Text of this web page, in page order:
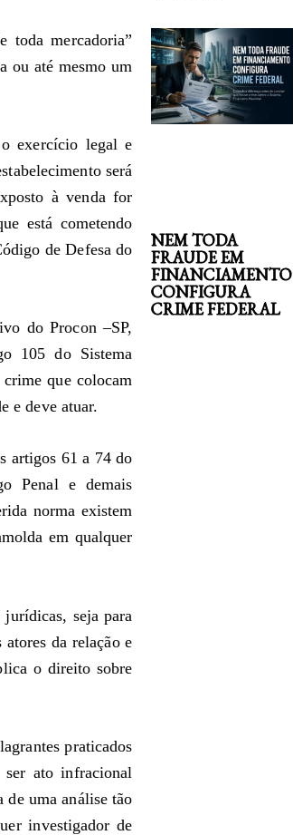
toda mercadoria”
ou até mesmo um
exercício legal e
será
à venda for
está cometendo
de Defesa do
do Procon –SP,
105 do Sistema
que colocam
e deve atuar.
artigos 61 a 74 do
Penal e demais
norma existem
em qualquer
seja para
da relação e
o direito sobre
praticados
ato infracional
de uma análise tão
investigador de
NEM TODA
FRAUDE EM
FINANCIAMENTO
CONFIGURA
CRIME FEDERAL